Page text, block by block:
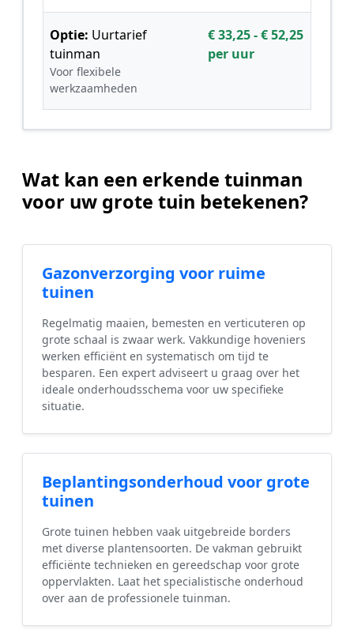
Optie: Uurtarief
tuinman
Voor flexibele
werkzaamheden
€ 33,25 - € 52,25
per uur
Wat kan een erkende tuinman
voor uw grote tuin betekenen?
Gazonverzorging voor ruime
tuinen
Regelmatig maaien, bemesten en verticuteren op
grote schaal is zwaar werk. Vakkundige hoveniers
werken efficiënt en systematisch om tijd te
besparen. Een expert adviseert u graag over het
ideale onderhoudsschema voor uw specifieke
situatie.
Beplantingsonderhoud voor grote
tuinen
Grote tuinen hebben vaak uitgebreide borders
met diverse plantensoorten. De vakman gebruikt
efficiënte technieken en gereedschap voor grote
oppervlakten. Laat het specialistische onderhoud
over aan de professionele tuinman.